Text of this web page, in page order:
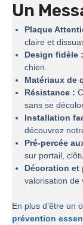
Un
Plaque
claire et
Design fidèle :
chien.
Matériaux de
Résistance :
sans se
Installation
découvrez
Pré-percée
sur portail,
Décoration et
valorisation de
En plus d’être un
prévention